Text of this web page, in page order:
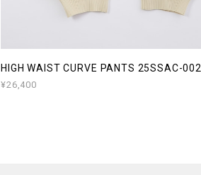
HIGH WAIST CURVE PANTS 25SSAC-002
¥26,400